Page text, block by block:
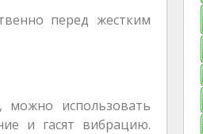
перед жестким
использовать
и гасят вибрацию.